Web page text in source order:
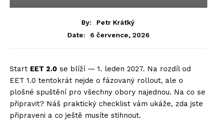
By:
Petr Krátký
Date:
6 července, 2026
Start EET 2.0 se blíží — 1. leden 2027. Na rozdíl od
EET 1.0 tentokrát nejde o fázovaný rollout, ale o
plošné spuštění pro všechny obory najednou. Na co se
připravit? Náš praktický checklist vám ukáže, zda jste
připraveni a co ještě musíte stihnout.